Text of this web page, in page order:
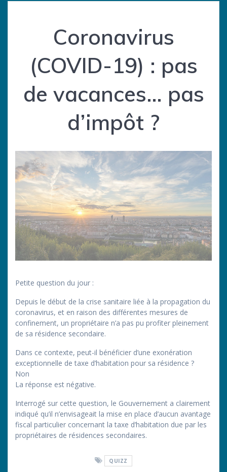
Coronavirus
(COVID-19) : pas
de vacances… pas
d’impôt ?
Petite question du jour :
Depuis le début de la crise sanitaire liée à la propagation du
coronavirus, et en raison des différentes mesures de
confinement, un propriétaire n’a pas pu profiter pleinement
de sa résidence secondaire.
Dans ce contexte, peut-il bénéficier d’une exonération
exceptionnelle de taxe d’habitation pour sa résidence ?
Non
La réponse est négative.
Interrogé sur cette question, le Gouvernement a clairement
indiqué qu’il n’envisageait la mise en place d’aucun avantage
fiscal particulier concernant la taxe d’habitation due par les
propriétaires de résidences secondaires.
QUIZZ